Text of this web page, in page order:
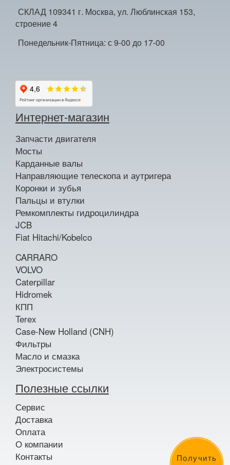
Получить
СКЛАД 109341 г. Москва, ул. Люблинская 153,
строение 4
Понедельник-Пятница: с 9-00 до 17-00
Интернет-магазин
Запчасти двигателя
Мосты
Карданные валы
Направляющие телескопа и аутригера
Коронки и зубья
Пальцы и втулки
Ремкомплекты гидроцилиндра
JCB
Fiat Hitachi/Kobelco
CARRARO
VOLVO
Caterpillar
Hidromek
КПП
Terex
Case-New Holland (CNH)
Фильтры
Масло и смазка
Электросистемы
Полезные ссылки
Сервис
Доставка
Оплата
О компании
Контакты